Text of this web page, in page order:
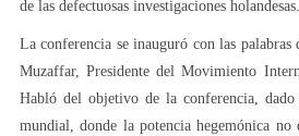
de las defectuosas investigaciones holandesas.
La conferencia se inauguró con las palabras
Muzaffar, Presidente del Movimiento
Habló del objetivo de la conferencia,
mundial, donde la potencia hegemónica